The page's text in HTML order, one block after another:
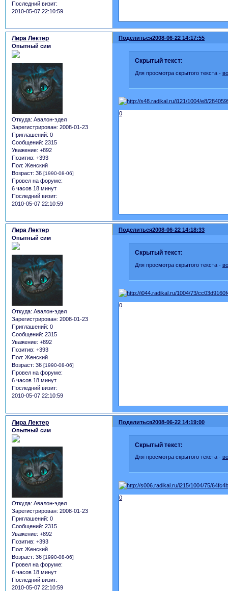
Последний визит:
2010-05-07 22:10:59
Поделиться2008-06-22 14:17:55
Лира Лектер
Опытный сим
Откуда: Авалон-эдел
Зарегистрирован: 2008-01-23
Приглашений: 0
Сообщений: 2315
Уважение: +892
Позитив: +393
Пол: Женский
Возраст: 36 [1990-08-06]
Провел на форуме:
6 часов 18 минут
Последний визит:
2010-05-07 22:10:59
Скрытый текст:
Для просмотра скрытого текста -
0
Поделиться2008-06-22 14:18:33
Лира Лектер
Опытный сим
Откуда: Авалон-эдел
Зарегистрирован: 2008-01-23
Приглашений: 0
Сообщений: 2315
Уважение: +892
Позитив: +393
Пол: Женский
Возраст: 36 [1990-08-06]
Провел на форуме:
6 часов 18 минут
Последний визит:
2010-05-07 22:10:59
Скрытый текст:
Для просмотра скрытого текста -
0
Поделиться2008-06-22 14:19:00
Лира Лектер
Опытный сим
Откуда: Авалон-эдел
Зарегистрирован: 2008-01-23
Приглашений: 0
Сообщений: 2315
Уважение: +892
Позитив: +393
Пол: Женский
Возраст: 36 [1990-08-06]
Провел на форуме:
6 часов 18 минут
Последний визит:
2010-05-07 22:10:59
Скрытый текст:
Для просмотра скрытого текста -
0